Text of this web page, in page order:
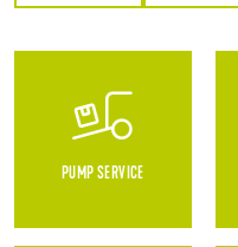
PUMP SERVICE